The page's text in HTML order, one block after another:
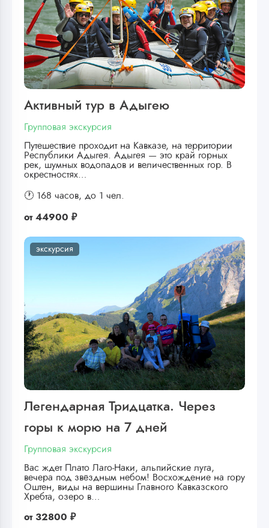
Активный тур в Адыгею
Групповая экскурсия
Путешествие проходит на Кавказе, на территории
Республики Адыгея. Адыгея — это край горных
рек, шумных водопадов и величественных гор. В
окрестностях…
🕐 168 часов, до 1 чел.
от 44900 ₽
экскурсия
Легендарная Тридцатка. Через
горы к морю на 7 дней
Групповая экскурсия
Вас ждет Плато Лаго-Наки, альпийские луга,
вечера под звёздным небом! Восхождение на гору
Оштен, виды на вершины Главного Кавказского
Хребта, озеро в…
от 32800 ₽